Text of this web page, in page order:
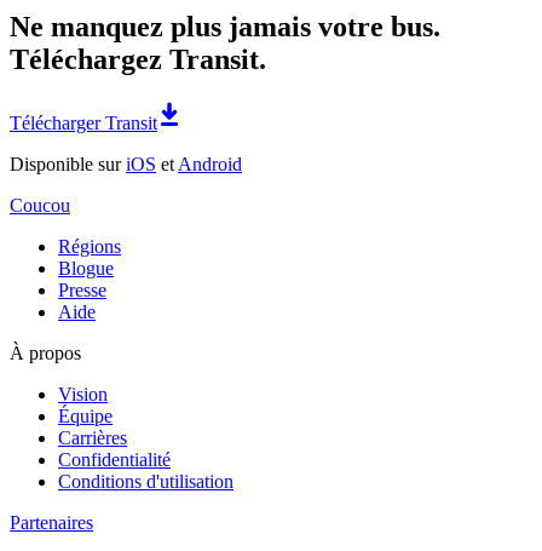
Ne manquez plus jamais votre bus.
Téléchargez Transit.
Télécharger Transit
Disponible suriOS et Android
Coucou
Régions
Blogue
Presse
Aide
À propos
Vision
Équipe
Carrières
Confidentialité
Conditions d'utilisation
Partenaires